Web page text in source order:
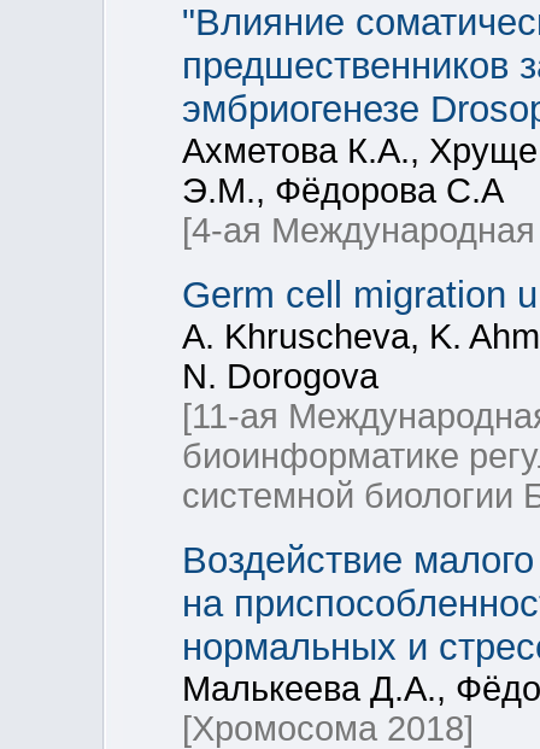
"Влияние
предшественников
эмбриогенезе
Ахметова К.А.,
Э.М., Фёдорова С.А
[4-ая
Germ cell migration
A. Khruscheva, K.
N. Dorogova
[11-ая
биоинформатике
системной биологии
Воздействие
на
нормальных и
Малькеева Д.А.,
[Хромосома 2018]